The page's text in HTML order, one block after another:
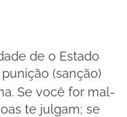
de o Estado
(sanção)
. Se você for mal-
te julgam; se